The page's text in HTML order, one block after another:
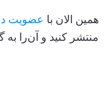
همین الان با عضویت
منتشر کنید و آن‌را